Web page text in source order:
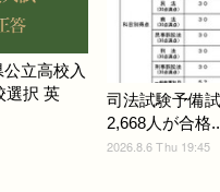
立高校入
選択 英
司法試験予備
2,668人が合格
2026.8.6 Thu 19:45